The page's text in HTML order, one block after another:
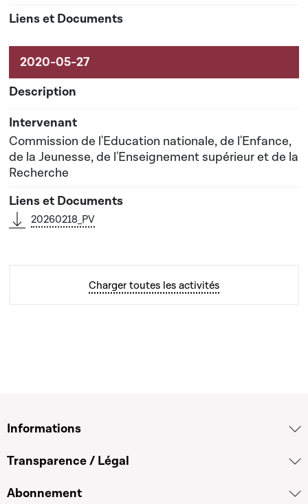
Commission de l'Education nationale, de l'Enfance,
de la Jeunesse, de l'Enseignement supérieur et de la
Recherche
20260218_PV
Charger toutes les activités
Informations
Transparence / Légal
Abonnement